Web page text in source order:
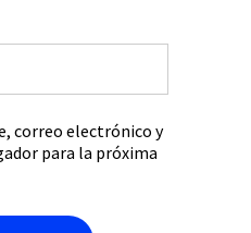
correo electrónico y
para la próxima